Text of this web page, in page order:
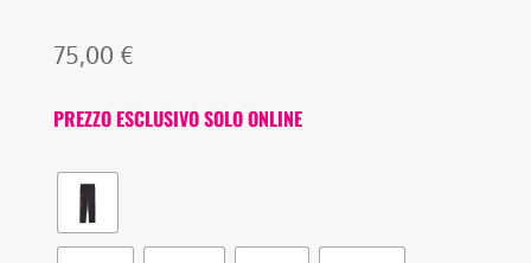
75,00 €
PREZZO ESCLUSIVO SOLO ONLINE